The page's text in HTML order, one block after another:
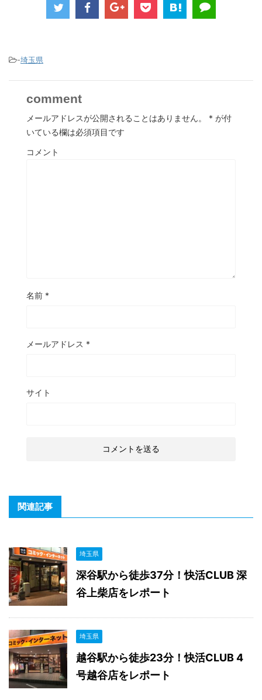
-埼玉県
comment
メールアドレスが公開されることはありません。 * が付
いている欄は必須項目です
コメント
名前 *
メールアドレス *
サイト
関連記事
埼玉県
深谷駅から徒歩37分！快活CLUB 深
谷上柴店をレポート
埼玉県
越谷駅から徒歩23分！快活CLUB 4
号越谷店をレポート